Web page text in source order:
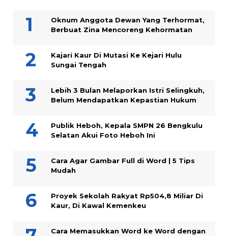
Oknum Anggota Dewan Yang Terhormat,
Berbuat Zina Mencoreng Kehormatan
Kajari Kaur Di Mutasi Ke Kejari Hulu
Sungai Tengah
Lebih 3 Bulan Melaporkan Istri Selingkuh,
Belum Mendapatkan Kepastian Hukum
Publik Heboh, Kepala SMPN 26 Bengkulu
Selatan Akui Foto Heboh Ini
Cara Agar Gambar Full di Word | 5 Tips
Mudah
Proyek Sekolah Rakyat Rp504,8 Miliar Di
Kaur, Di Kawal Kemenkeu
Cara Memasukkan Word ke Word dengan